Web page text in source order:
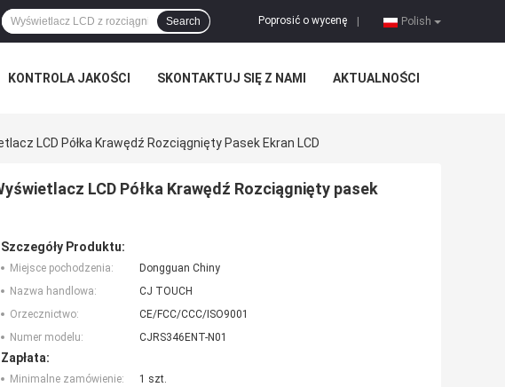
Polish
Poprosić o wycenę
Search
KONTROLA JAKOŚCI SKONTAKTUJ SIĘ Z NAMI AKTUALNOŚCI
LCD Półka Krawędź Rozciągnięty Pasek Ekran LCD
LCD Półka Krawędź Rozciągnięty pasek
Szczegóły Produktu:
Miejsce pochodzenia:
Dongguan Chiny
Nazwa handlowa:
CJ TOUCH
Orzecznictwo:
CE/FCC/CCC/ISO9001
Numer modelu:
CJRS346ENT-N01
Zapłata:
Minimalne zamówienie:
1 szt.